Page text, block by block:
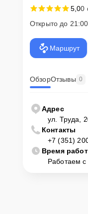
5,00
Открыто до 21:00
Маршрут
ОбзорОтзывы 0
Адрес
ул. Труда,
Контакты
+7 (351)
Время
Работаем